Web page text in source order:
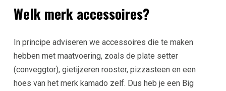
Welk merk accessoires?
In principe adviseren we accessoires die te maken
hebben met maatvoering, zoals de plate setter
(conveggtor), gietijzeren rooster, pizzasteen en een
hoes van het merk kamado zelf. Dus heb je een Big